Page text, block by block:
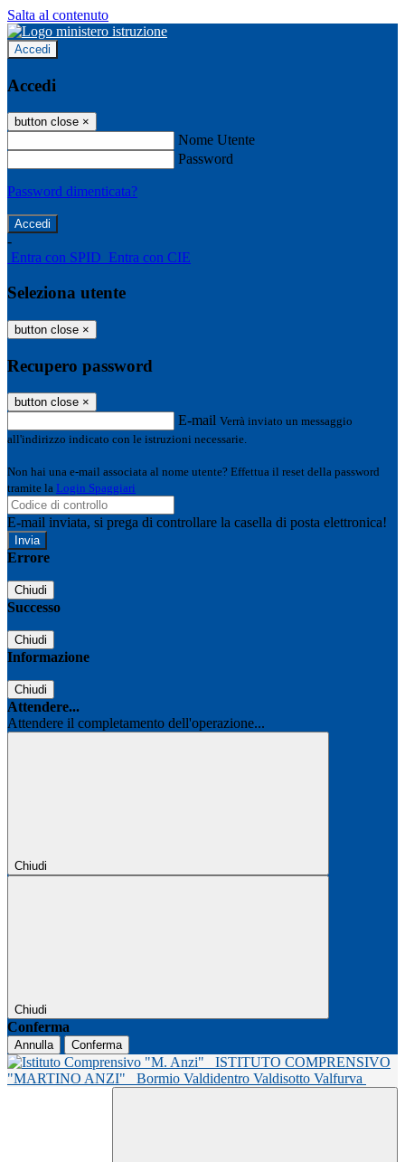
Salta al contenuto
Accedi
Accedi
button close ×
Nome Utente
Password
Password dimenticata?
-
Entra con SPID Entra con CIE
Seleziona utente
button close ×
Recupero password
button close ×
E-mail Verrà inviato un messaggio
all'indirizzo indicato con le istruzioni necessarie.
Non hai una e-mail associata al nome utente? Effettua il reset della password
tramite la Login Spaggiari
E-mail inviata, si prega di controllare la casella di posta elettronica!
Errore
Chiudi
Successo
Chiudi
Informazione
Chiudi
Attendere...
Attendere il completamento dell'operazione...
Chiudi
Chiudi
Conferma
Annulla Conferma
ISTITUTO COMPRENSIVO
"MARTINO ANZI"
Bormio Valdidentro Valdisotto Valfurva